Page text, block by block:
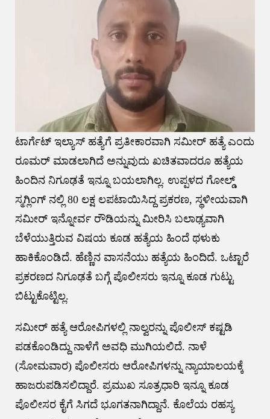
ಟಾರ್ಗೆಟ್ ಇಲ್ಯಾಸ್ ಹತ್ಯೆಗೆ ಪ್ರತೀಕಾರವಾಗಿ ಸಮೀರ್ ಹತ್ಯೆ ಎಂದು
ರೂಮರ್ ಮಾಡಲಾಗಿದೆ ಅನ್ನುವುದು ಖಚಿತವಾದರೂ ಹತ್ಯೆಯ
ಹಿಂದಿನ ನಿಗೂಢತೆ ಇನ್ನೂ ಬಯಲಾಗಿಲ್ಲ. ಉಪ್ಪಳದ ಗೋಲ್ಡ್
ಸ್ಮಗ್ಲಿಂಗ್ ನಲ್ಲಿ 80 ಲಕ್ಷ ಲಪಟಾಯಿಸಿದ್ದ ಪ್ರಕರಣ, ಸ್ಥಳೀಯವಾಗಿ
ಸಮೀರ್ ಇನ್ನೋರ್ವ ರೌಡಿಯನ್ನು ಮೀರಿಸಿ ಬಲಾಢ್ಯವಾಗಿ
ಬೆಳೆಯುತ್ತಿರುವ ವಿಷಯ ಕೂಡ ಹತ್ಯೆಯ ಹಿಂದೆ ಥಳುಕು
ಹಾಕಿಕೊಂಡಿದೆ. ಹೆಣ್ಣಿನ ವಾಸನೆಯು ಹತ್ಯೆಯ ಹಿಂದಿದೆ. ಒಟ್ಟಾರೆ
ಪ್ರಕರಣದ ನಿಗೂಢತೆ ಬಗ್ಗೆ ಪೊಲೀಸರು ಇನ್ನೂ ಕೂಡ ಗುಟ್ಟು
ಬಿಟ್ಟುಕೊಟ್ಟಿಲ್ಲ.
ಸಮೀರ್ ಹತ್ಯೆ ಆರೋಪಿಗಳಲ್ಲಿ ನಾಲ್ವರನ್ನು ಪೊಲೀಸ್ ಕಷ್ಟಡಿ
ಪಡಕೊಂಡಿದ್ದು ನಾಳೆಗೆ ಅವಧಿ ಮುಗಿಯಲಿದೆ. ನಾಳೆ
(ಸೋಮವಾರ) ಪೊಲೀಸರು ಆರೋಪಿಗಳನ್ನು ನ್ಯಾಯಾಲಯಕ್ಕೆ
ಹಾಜರುಪಡಿಸಲಿದ್ದಾರೆ. ಪ್ರಮುಖ ಸೂತ್ರಧಾರಿ ಇನ್ನೂ ಕೂಡ
ಪೊಲೀಸರ ಕೈಗೆ ಸಿಗದೆ ಭೂಗತನಾಗಿದ್ದಾನೆ. ಕೊಲೆಯ ರಹಸ್ಯ